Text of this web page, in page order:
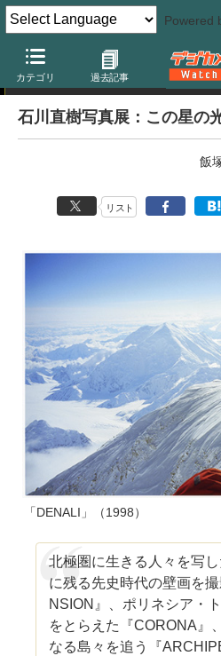
Powered
カテゴリ 過去記事
写真展告知
石川直樹写真展：この星の
飯
リスト
「DENALI」（1998）
北極圏に生きる人々を写
に残る先史時代の壁画を
NSION』、ポリネシア・
をとらえた『CORONA』
なる島々を追う『